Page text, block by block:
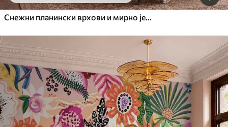
Снежни планински врхови и мирно језеро са одразом попут огледала